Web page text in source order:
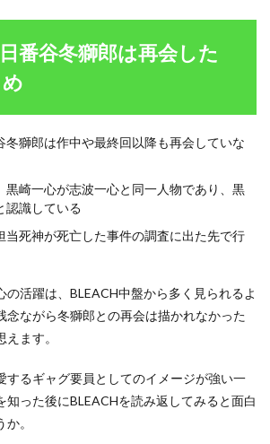
番谷冬獅郎は再会した
冬獅郎は作中や最終回以降も再会していな
黒崎一心が志波一心と同一人物であり、黒
認識している
当死神が死亡した事件の調査に出た先で行
の活躍は、BLEACH中盤から多く見られるよ
念ながら冬獅郎との再会は描かれなかった
ます。
するギャグ要員としてのイメージが強い一
知った後にBLEACHを読み返してみると面白
。